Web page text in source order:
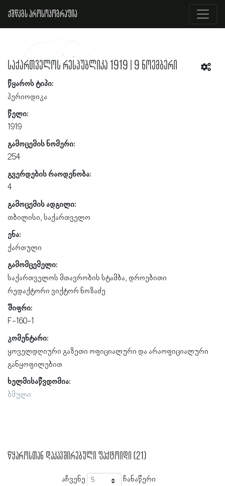
ქშწკგს პროსოპოგრაფია
საქართველოს რესპუბლიკა 1919 | 9 ნოემბერი
წყაროს ტიპი:
პერიოდიკა
წელი:
1919
გამოცემის ნომერი:
254
გვერდების რაოდენობა:
4
გამოცემის ადგილი:
თბილისი, საქართველო
ენა:
ქართული
გამომცემელი:
საქართველოს მთავრობის სტამბა, დროებითი
რედაქტორი ვიქტორ ნოზაძე
შიფრი:
F-160-1
კომენტარი:
ყოველდღიური გაზეთი ოფიციალური და არაოფიციალური
განყოფილებით
ხელმისაწვდომია:
ბმული
წყაროსთან დაკავშირებული ფაქტოიდი (21)
აჩვენე ჩანაწერი